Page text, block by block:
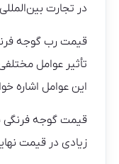
در تجارت
قیمت رب گوجه
تأثیر عوامل
این عوامل اشاره
قیمت گوجه فرنگی
زیادی در قیمت